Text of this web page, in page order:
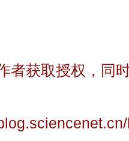
者获取授权，同